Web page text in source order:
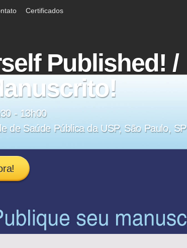
Certificados
Published! /
- 13h00
de Saúde Pública da USP, São Paulo, SP